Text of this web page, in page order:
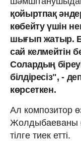
қойыртпақ
көбейту үшін
шығып жатыр.
сай келмейтін
Солардың
білдіресіз", -
көрсеткен.
Ал композитор
Жолдыбаеваны
тілге тиек етті.